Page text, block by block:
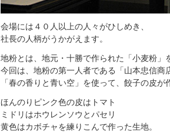
会場には４０人以上の人々がひしめき、
社長の人柄がうかがえます。
地粉とは、地元・十勝で作られた「小麦粉」
今回は、地粉の第一人者である「山本忠信商
「春の香りと青い空」を使って、餃子の皮が
ほんのりピンク色の皮はトマト
ミドリはホウレンソウとパセリ
黄色はカボチャを練りこんで作った生地。